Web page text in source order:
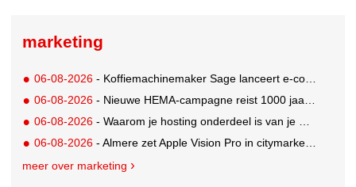
marketing
06-08-2026 - Koffiemachinemaker Sage lanceert e-commerceplatform voor koffieliefhebbers
06-08-2026 - Nieuwe HEMA-campagne reist 1000 jaar terug in de tijd naar 'Hemastein'
06-08-2026 - Waarom je hosting onderdeel is van je merkstrategie
06-08-2026 - Almere zet Apple Vision Pro in citymarketing
meer over marketing